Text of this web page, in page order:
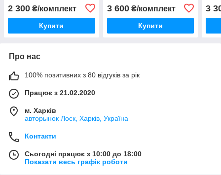
2 300 ₴/комплект
Купити
3 600₴/комплект
Купити
3
Про нас
100% позитивних з 80 відгуків за рік
Працює з 21.02.2020
м. Харків
авторынок Лоск, Харків, Україна
Контакти
Сьогодні працює з 10:00 до 18:00
Показати весь графік роботи